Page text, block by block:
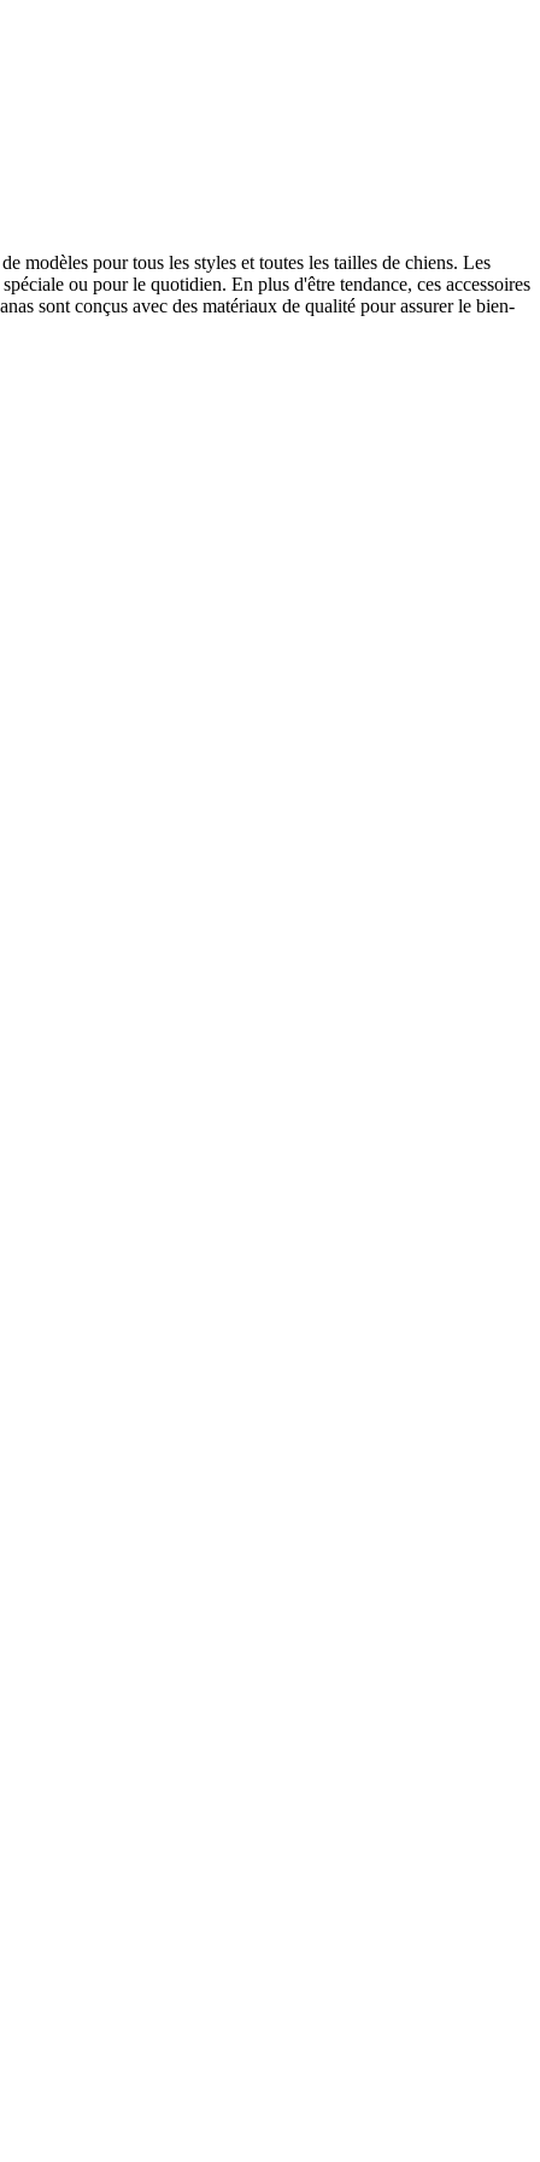
modèles pour tous les styles et toutes les tailles de chiens. Les
ou pour le quotidien. En plus d'être tendance, ces accessoires
sont conçus avec des matériaux de qualité pour assurer le bien-